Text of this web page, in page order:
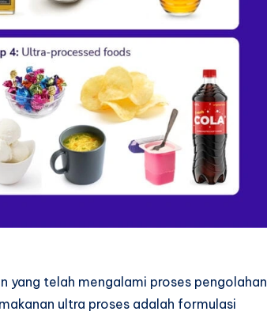
yang telah mengalami proses pengolahan
ultra proses adalah formulasi